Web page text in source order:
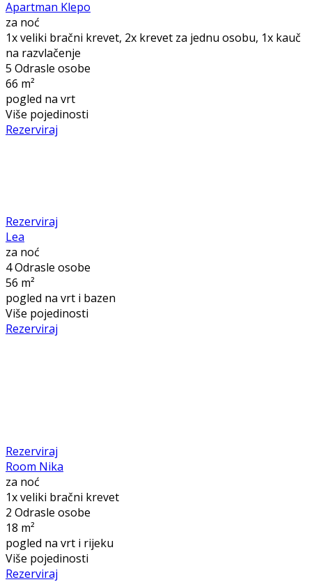
Apartman Klepo
za noć
1x veliki bračni krevet, 2x krevet za jednu osobu, 1x kauč
na razvlačenje
5 Odrasle osobe
66 m²
pogled na vrt
Više pojedinosti
Rezerviraj
Rezerviraj
Lea
za noć
4 Odrasle osobe
56 m²
pogled na vrt i bazen
Više pojedinosti
Rezerviraj
Rezerviraj
Room Nika
za noć
1x veliki bračni krevet
2 Odrasle osobe
18 m²
pogled na vrt i rijeku
Više pojedinosti
Rezerviraj